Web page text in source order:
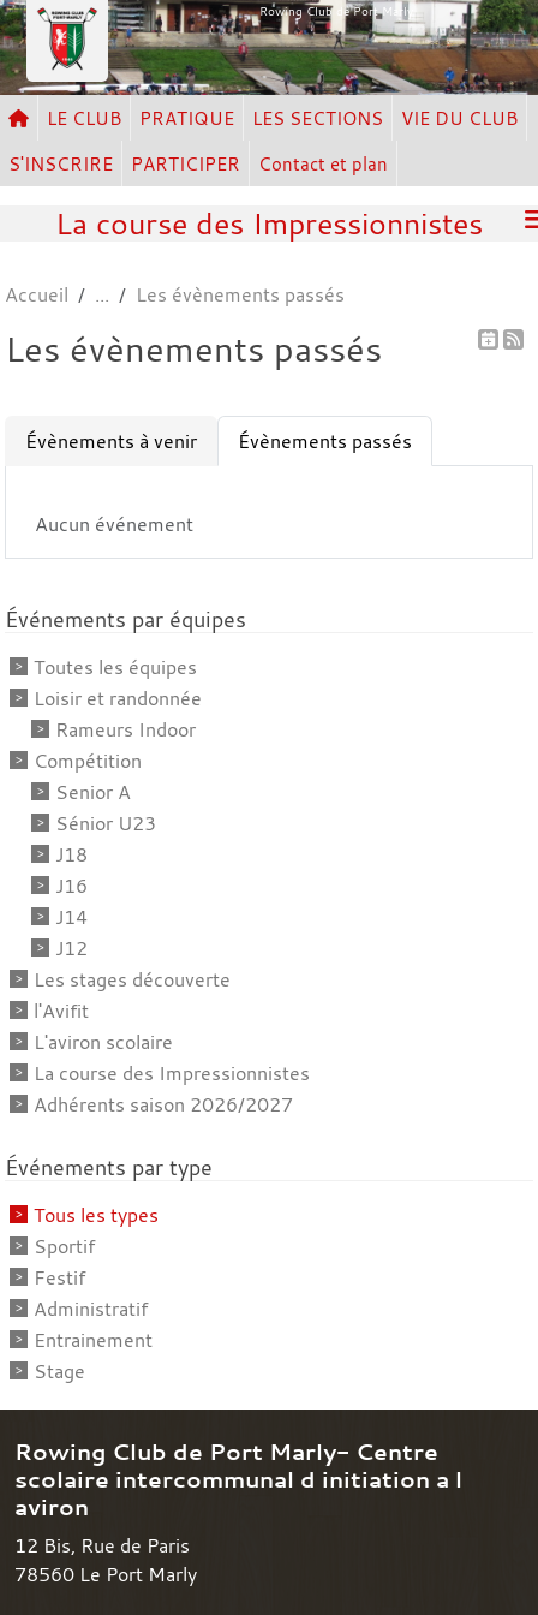
Rowing Club de Port Marly
LE CLUB PRATIQUE LES SECTIONS
VIE DU CLUB
S'INSCRIRE
PARTICIPER Contact et plan
La course des Impressionnistes
Accueil Les évènements passés
Les évènements passés
Évènements à venir Évènements passés
Aucun événement
Événements par équipes
Toutes les équipes
Loisir et randonnée
Rameurs Indoor
Compétition
Senior A
Sénior U23
J18
J16
J14
J12
Les stages découverte
l'Avifit
L'aviron scolaire
La course des Impressionnistes
Adhérents saison 2026/2027
Événements par type
Tous les types
Sportif
Festif
Administratif
Entrainement
Stage
Rowing Club de Port Marly- Centre
scolaire intercommunal d initiation a l
aviron
12 Bis, Rue de Paris
78560 Le Port Marly
Panneau de gestion des cookies